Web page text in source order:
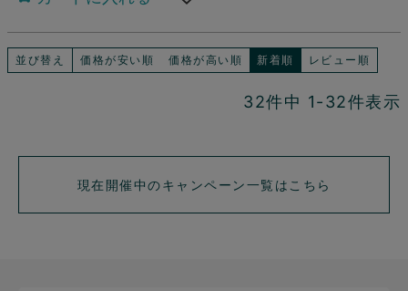
並び替え 価格が安い順 価格が高い順 新着順 レビュー順
32件中 1-32件表示
現在開催中のキャンペーン一覧はこちら